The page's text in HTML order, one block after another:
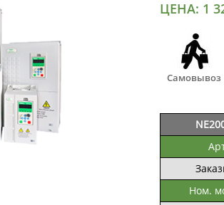
ЦЕНА: 1
Самовывоз
Ном.